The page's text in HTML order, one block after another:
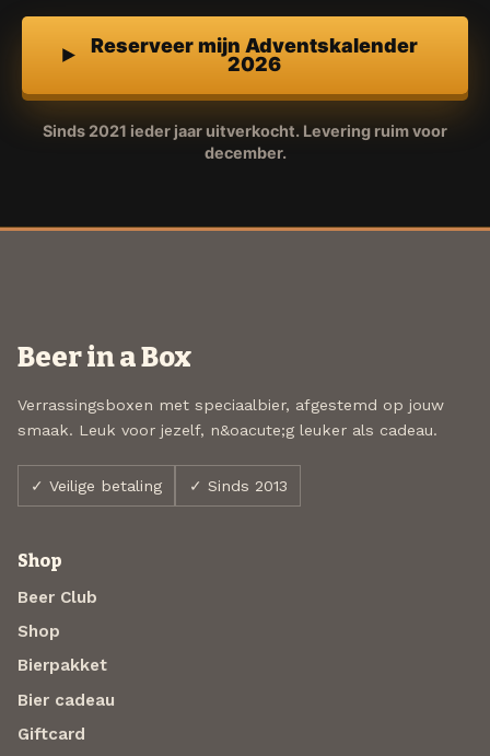
Reserveer mijn Adventskalender
2026
Sinds 2021 ieder jaar uitverkocht. Levering ruim voor
december.
Beer in a Box
Verrassingsboxen met speciaalbier, afgestemd op jouw
smaak. Leuk voor jezelf, n&oacute;g leuker als cadeau.
✓ Veilige betaling ✓ Sinds 2013
Shop
Beer Club
Shop
Bierpakket
Bier cadeau
Giftcard